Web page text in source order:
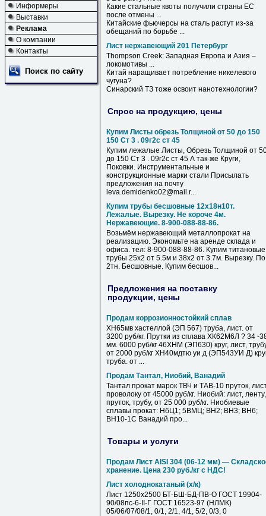
Информеры
Выставки
Реклама
О компании
Контакты
Поиск по сайту
Какие стальные квоты получили страны ЕС
после отмены ...
Китайские фьючерсы на сталь растут из-за
обещаний по борьбе ...
Лист нержавеющий 201 Петербург
Thompson Creek: Западная Европа и Азия –
локомотивы ...
Китай наращивает потребление никелевого
чугуна?
Синарский ТЗ тоже освоит нанотехнологии?
Спрос на продукцию, цены
Купим Листы обрезь Толщиной от 50 до 150
150 Ст 3 . 09г2с ст 45
Купим лежалые Листы, Обрезь Толщиной от
до 150 Ст 3 . 09г2с ст 45 А так-же Круги,
Поковки. Инструментальные и
конструкционные марки стали Присылать
предложения на почту
leva.demidenko02@mail.r...
Купим трубы бесшовные 12х18н10т.
Лежалые. Вырезку. Не короче 4м.
Нержавеющие. 8-900-088-88-86.
Возьмём нержавеющий металлопрокат на
реализацию. Экономьте на аренде склада и
офиса. тел: 8-900-088-88-86. Купим титановые
трубы 25х2 от 5.5м и 38х2 от 3.7м. Вырезку. По
2тн. Бесшовные. Купим бесшов...
Предложения на поставку
продукции, цены
Продам коррозионностойкий сплав
ХН65мв хастеллой (ЭП 567) труба, лист. от
3200 руб/кг. Прутки из сплава ХК62М6Л ? 34 -
мм. 6000 руб/кг 46ХНМ (ЭП630) круг, лист,
от 2000 руб/кг ХН40мдтю уи д (ЭП543УИ Д)
труба. от ...
Продам Тантал, Ниобий, Ванадий
Тантал прокат марок ТВЧ и ТАВ-10 пруток,
проволоку от 45000 руб/кг. Ниобий: лист, ленту,
пруток, трубу, от 25 000 руб/кг. Ниобиевые
сплавы прокат: НбЦ1; 5ВМЦ; ВН2; ВН3; ВН6;
ВН10-1С Ванадий про...
Товары и услуги
Продам Лист AISI 304 (06-12 мм) —
хранение. Цена 230 руб./кг с НДС!
Лист холоднокатаный (х/к)
Лист 1250х2500 БТ-БШ-БД-ПВ-О ГОСТ 19904-
90/08пс-6-II-Г ГОСТ 16523-97 (НЛМК)
05/06/07/08/1, 0/1, 2/1, 4/1, 5/2, 0/3, 0